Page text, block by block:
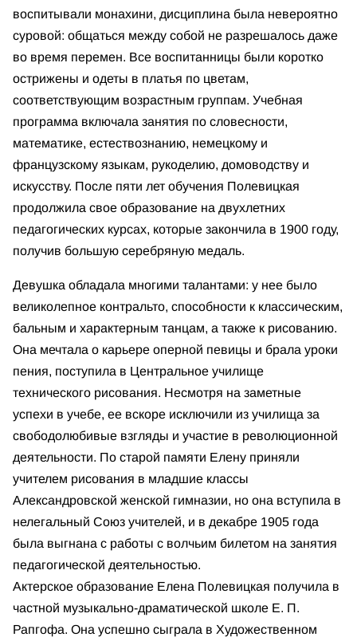
воспитывали монахини, дисциплина была невероятно
суровой: общаться между собой не разрешалось даже
во время перемен. Все воспитанницы были коротко
острижены и одеты в платья по цветам,
соответствующим возрастным группам. Учебная
программа включала занятия по словесности,
математике, естествознанию, немецкому и
французскому языкам, рукоделию, домоводству и
искусству. После пяти лет обучения Полевицкая
продолжила свое образование на двухлетних
педагогических курсах, которые закончила в 1900 году,
получив большую серебряную медаль.
Девушка обладала многими талантами: у нее было
великолепное контральто, способности к классическим,
бальным и характерным танцам, а также к рисованию.
Она мечтала о карьере оперной певицы и брала уроки
пения, поступила в Центральное училище
технического рисования. Несмотря на заметные
успехи в учебе, ее вскоре исключили из училища за
свободолюбивые взгляды и участие в революционной
деятельности. По старой памяти Елену приняли
учителем рисования в младшие классы
Александровской женской гимназии, но она вступила в
нелегальный Союз учителей, и в декабре 1905 года
была выгнана с работы с волчьим билетом на занятия
педагогической деятельностью.
Актерское образование Елена Полевицкая получила в
частной музыкально-драматической школе Е. П.
Рапгофа. Она успешно сыграла в Художественном